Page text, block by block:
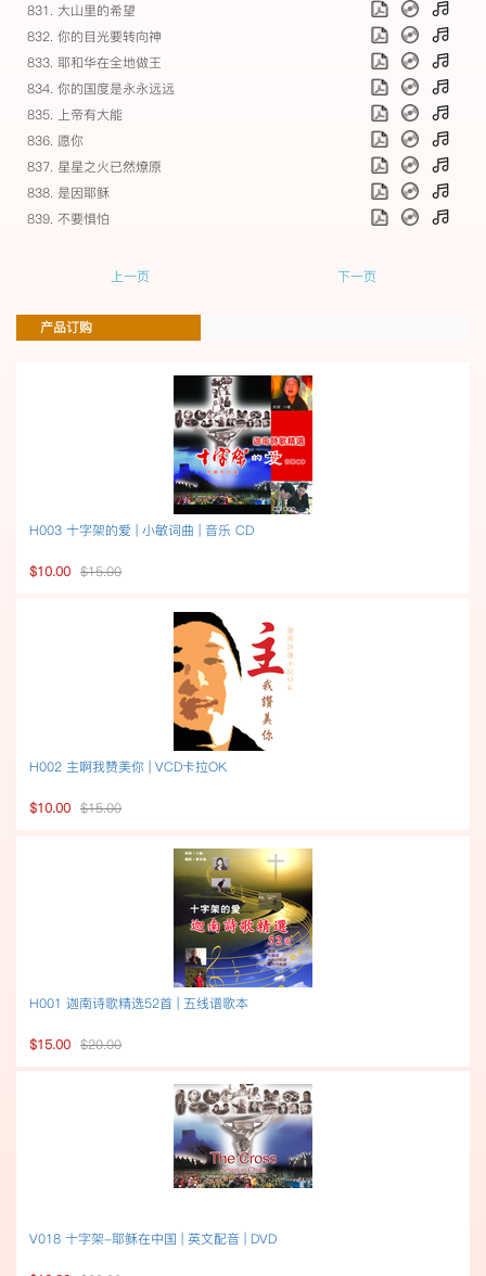
831. 大山里的希望
832. 你的目光要转向神
833. 耶和华在全地做王
834. 你的国度是永永远远
835. 上帝有大能
836. 愿你
837. 星星之火已然燎原
838. 是因耶稣
839. 不要惧怕
上一页 下一页
产品订购
H003 十字架的爱 | 小敏词曲 | 音乐 CD
$10.00 $15.00
H002 主啊我赞美你 | VCD卡拉OK
$10.00 $15.00
H001 迦南诗歌精选52首 | 五线谱歌本
$15.00 $20.00
V018 十字架-耶稣在中国 | 英文配音 | DVD